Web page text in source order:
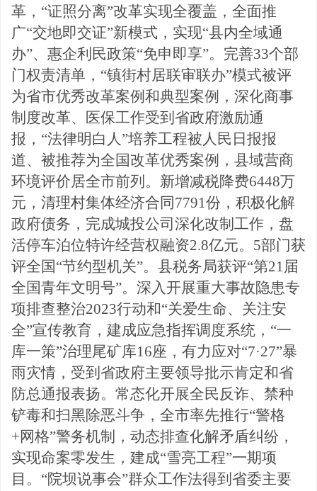
革，“证照分离”改革实现全覆盖，全面推
广“交地即交证”新模式，实现“县内全域通
办”、 惠企利民政策“免申即享”。完善33个部
门权责清单，“镇街村居联审联办”模式被评
为省市优秀改革案例和典型案例，深化商事
制度改革、医保工作受到省政府激励通
报，“法律明白人”培养工程被人民日报报
道、被推荐为全国改革优秀案例，县域营商
环境评价居全市前列。新增减税降费6448万
元，清理村集体经济合同7791份，积极化解
政府债务，完成城投公司深化改制工作，盘
活停车泊位特许经营权融资2.8亿元。5部门获
评全国“节约型机关”。县税务局获评“第21届
全国青年文明号”。深入开展重大事故隐患专
项排查整治2023行动和“关爱生命、关注安
全”宣传教育，建成应急指挥调度系统，“一
库一策”治理尾矿库16座，有力应对“7·27”暴
雨灾情，受到省政府主要领导批示肯定和省
防总通报表扬。常态化开展全民反诈、禁种
铲毒和扫黑除恶斗争 ，全市率先推行“警格
+网格”警务机制，动态排查化解矛盾纠纷，
实现命案零发生，建成“雪亮工程”一期项
目。“院坝说事会”群众工作法得到省委主要